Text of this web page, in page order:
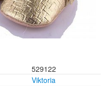
529122
Viktoria